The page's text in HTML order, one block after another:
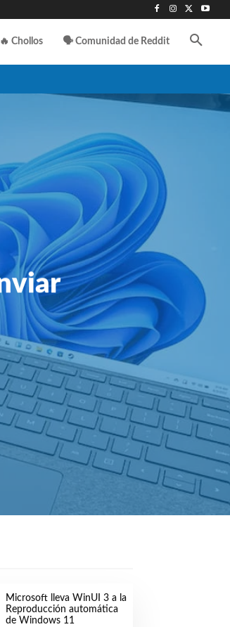
🔥 Chollos 🗣️ Comunidad de Reddit
Microsoft lleva WinUI 3 a la
Reproducción automática
de Windows 11